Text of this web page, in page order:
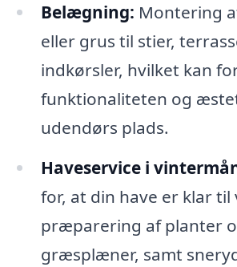
Belægning: Montering
eller grus til stier,
indkørsler, hvilket kan
funktionaliteten og
udendørs plads.
Haveservice i
for, at din have er klar
præparering af planter
græsplæner, samt